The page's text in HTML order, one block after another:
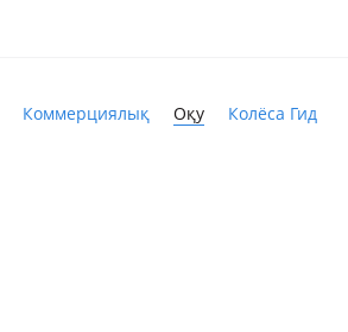
Коммерциялық Оқу Колёса Гид